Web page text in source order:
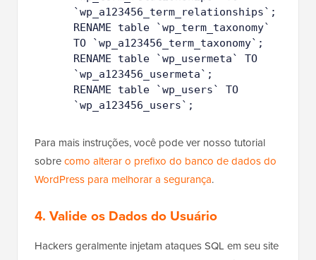
`wp_term_relationships` TO
`wp_a123456_term_relationships`;
RENAME table `wp_term_taxonomy`
TO `wp_a123456_term_taxonomy`;
RENAME table `wp_usermeta` TO
`wp_a123456_usermeta`;
RENAME table `wp_users` TO
Para mais instruções, você pode ver nosso tutorial
WordPress para melhorar a segurança.
4. Valide os Dados do Usuário